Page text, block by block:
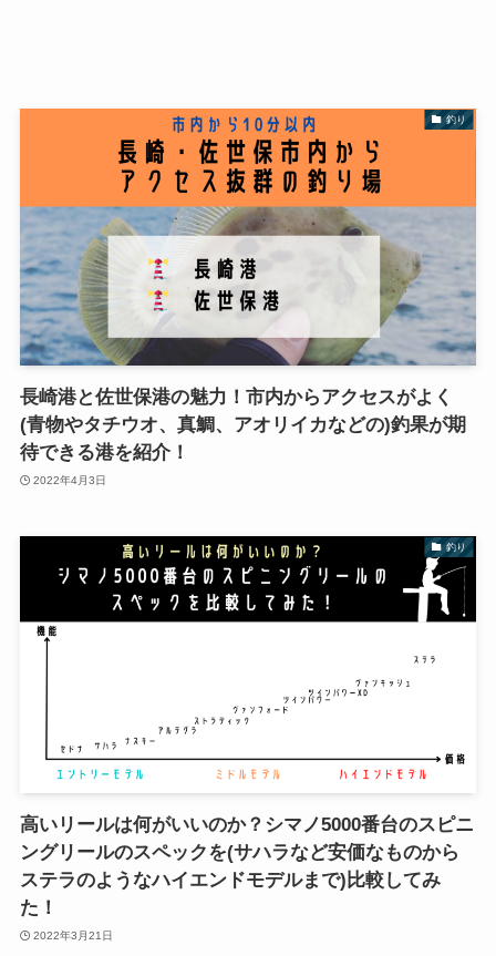
釣り
長崎港と佐世保港の魅力！市内からアクセスがよく
(青物やタチウオ、真鯛、アオリイカなどの)釣果が期
待できる港を紹介！
2022年4月3日
釣り
高いリールは何がいいのか？シマノ5000番台のスピニ
ングリールのスペックを(サハラなど安価なものから
ステラのようなハイエンドモデルまで)比較してみ
た！
2022年3月21日